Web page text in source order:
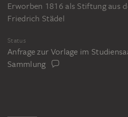
Erworben 1816 als Stiftung aus
Friedrich Städel
Status
Anfrage zur Vorlage im
Sammlung